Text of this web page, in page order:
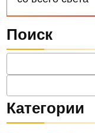
Поиск
Категории